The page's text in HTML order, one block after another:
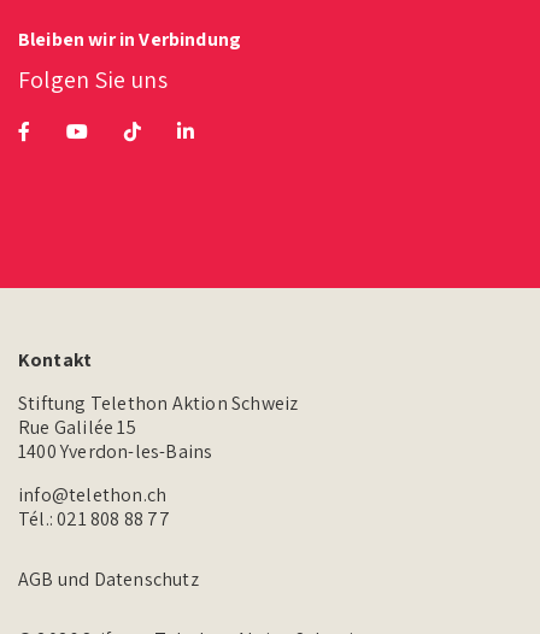
Bleiben wir in Verbindung
Folgen Sie uns
Kontakt
Stiftung Telethon Aktion Schweiz
Rue Galilée 15
1400 Yverdon-les-Bains
info@telethon.ch
Tél.:021 808 88 77
AGB und Datenschutz